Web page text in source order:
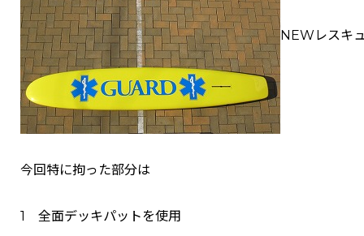
NEWレスキ
今回特に拘った部分は
1 全面デッキパットを使用